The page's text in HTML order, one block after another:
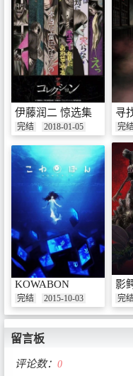
伊藤润二 惊选集
完结 2018-01-05
寻
完
KOWABON
完结 2015-10-03
影
完
留言板
评论数： 0